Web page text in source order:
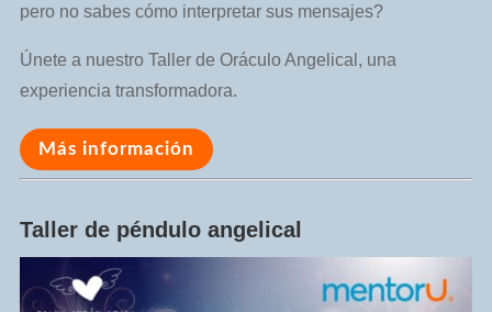
pero no sabes cómo interpretar sus mensajes?
Únete a nuestro Taller de Oráculo Angelical, una
experiencia transformadora.
Más información
Taller de péndulo angelical